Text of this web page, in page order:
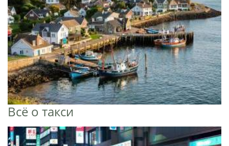
Всё о такси